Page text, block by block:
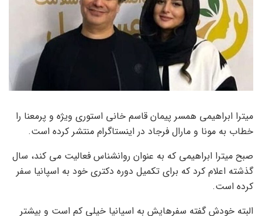
میترا ابراهیمی همسر پیمان قاسم خانی استوری ویژه و پرمعنا را
خطاب به مونا و مارال فرجاد در اینستاگرام منتشر کرده است.
صبح میترا ابراهیمی که به عنوان روانشناس فعالیت می کند، سال
گذشته اعلام کرد که برای تکمیل دوره دکتری خود به اسپانیا سفر
کرده است.
البته خودش گفته سفرهایش به اسپانیا خیلی کم است و بیشتر